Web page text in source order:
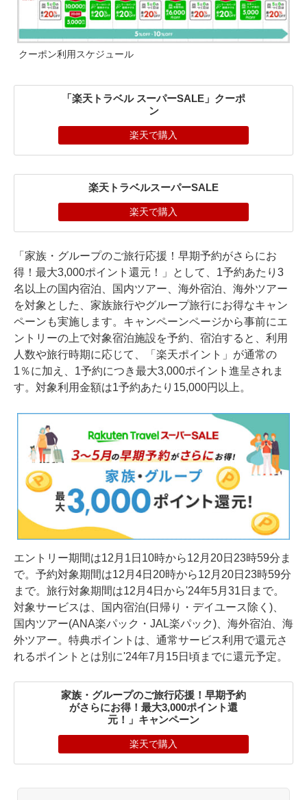
クーポン利用スケジュール
「楽天トラベル スーパーSALE」クーポ
ン
楽天で購入
楽天トラベルスーパーSALE
楽天で購入
「家族・グループのご旅行応援！早期予約がさらにお
得！最大3,000ポイント還元！」として、1予約あたり3
名以上の国内宿泊、国内ツアー、海外宿泊、海外ツアー
を対象とした、家族旅行やグループ旅行にお得なキャン
ペーンも実施します。キャンペーンページから事前にエ
ントリーの上で対象宿泊施設を予約、宿泊すると、利用
人数や旅行時期に応じて、「楽天ポイント」が通常の
1％に加え、1予約につき最大3,000ポイント進呈されま
す。対象利用金額は1予約あたり15,000円以上。
エントリー期間は12月1日10時から12月20日23時59分ま
で。予約対象期間は12月4日20時から12月20日23時59分
まで。旅行対象期間は12月4日から'24年5月31日まで。
対象サービスは、国内宿泊(日帰り・デイユース除く)、
国内ツアー(ANA楽パック・JAL楽パック)、海外宿泊、海
外ツアー。特典ポイントは、通常サービス利用で還元さ
れるポイントとは別に'24年7月15日頃までに還元予定。
家族・グループのご旅行応援！早期予約
がさらにお得！最大3,000ポイント還
元！」キャンペーン
楽天で購入